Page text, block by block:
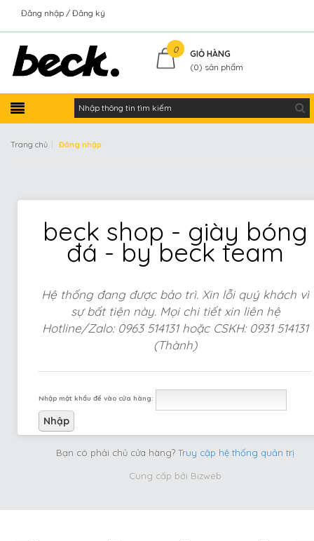
Đăng nhập Đăng ký
0
GIỎ HÀNG
(0) sản phẩm
Trang chủ Đăng nhập
beck shop - giày bóng
đá - by beck team
Hệ thống đang được bảo trì. Xin lỗi quý khách vì
sự bất tiện này. Mọi chi tiết xin liên hệ
Hotline/Zalo: 0963 514131 hoặc CSKH: 0931 514131
(Thành)
Nhập mật khẩu để vào cửa hàng:
Bạn có phải chủ cửa hàng? Truy cập hệ thống quản trị
Cung cấp bởi Bizweb